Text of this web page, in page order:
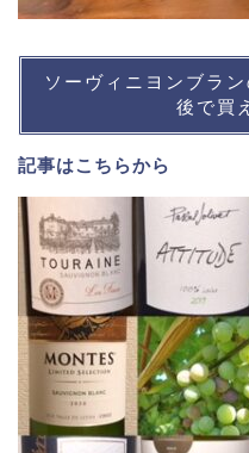
ソーヴィニヨンブラ
後で買
記事はこちらから